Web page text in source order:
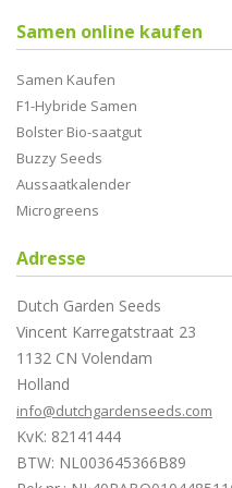
Samen online kaufen
Samen Kaufen
F1-Hybride Samen
Bolster Bio-saatgut
Buzzy Seeds
Aussaatkalender
Microgreens
Adresse
Dutch Garden Seeds
Vincent Karregatstraat 23
1132 CN Volendam
Holland
info@dutchgardenseeds.com
KvK: 82141444
BTW: NL003645366B89